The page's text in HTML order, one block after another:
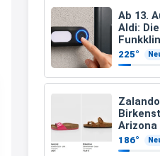
Ab 13.
Aldi:
nur 3,49
225°
Arizona
statt
186°
müsste
nochmal
Rabattcodes
Warenkorb
VOR dem
17:06
↩